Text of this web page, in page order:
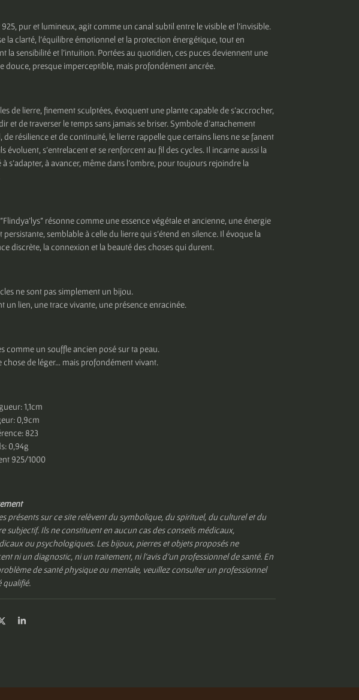
925, pur et lumineux, agit comme un canal subtil entre le visible et l’invisible.
la clarté, l’équilibre émotionnel et la protection énergétique, tout en
la sensibilité et l’intuition. Portées au quotidien, ces puces deviennent une
douce, presque imperceptible, mais profondément ancrée.
de lierre, finement sculptées, évoquent une plante capable de s’accrocher,
et de traverser le temps sans jamais se briser. Symbole d’attachement
de résilience et de continuité, le lierre rappelle que certains liens ne se fanent
évoluent, s’entrelacent et se renforcent au fil des cycles. Il incarne aussi la
à s’adapter, à avancer, même dans l’ombre, pour toujours rejoindre la
résonne comme une essence végétale et ancienne, une énergie
persistante, semblable à celle du lierre qui s’étend en silence. Il évoque la
discrète, la connexion et la beauté des choses qui durent.
ne sont pas simplement un bijou.
un lien, une trace vivante, une présence enracinée.
comme un souffle ancien posé sur ta peau.
chose de léger… mais profondément vivant.
1,1cm
0,9cm
823
0,94g
925/1000
présents sur ce site relèvent du symbolique, du spirituel, du culturel et du
subjectif. Ils ne constituent en aucun cas des conseils médicaux,
ou psychologiques. Les bijoux, pierres et objets proposés ne
ni un diagnostic, ni un traitement, ni l’avis d’un professionnel de santé. En
de santé physique ou mentale, veuillez consulter un professionnel
qualifié.
P
P